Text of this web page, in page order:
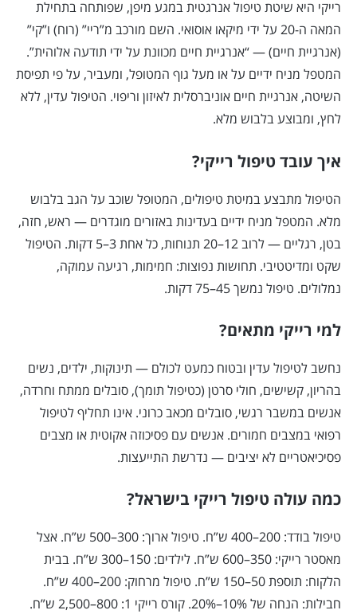
רייקי היא שיטת טיפול אנרגטית במגע מיפן, שפותחה בתחילת
המאה ה-20 על ידי מיקאו אוסואי. השם מורכב מ”ריי” (רוח) ו”קי”
(אנרגיית חיים) — “אנרגיית חיים מכוונת על ידי תודעה אלוהית”.
המטפל מניח ידיים על או מעל גוף המטופל, ומעביר, על פי תפיסת
השיטה, אנרגיית חיים אוניברסלית לאיזון וריפוי. הטיפול עדין, ללא
לחץ, ומבוצע בלבוש מלא.
איך עובד טיפול רייקי?
הטיפול מתבצע במיטת טיפולים, המטופל שוכב על הגב בלבוש
מלא. המטפל מניח ידיים בעדינות באזורים מוגדרים — ראש, חזה,
בטן, רגליים — לרוב 12–20 תנוחות, כל אחת 3–5 דקות. הטיפול
שקט ומדיטטיבי. תחושות נפוצות: חמימות, רגיעה עמוקה,
נמלולים. טיפול נמשך 45–75 דקות.
למי רייקי מתאים?
נחשב לטיפול עדין ובטוח כמעט לכולם — תינוקות, ילדים, נשים
בהריון, קשישים, חולי סרטן (כטיפול תומך), סובלים ממתח וחרדה,
אנשים במשבר רגשי, סובלים מכאב כרוני. אינו תחליף לטיפול
רפואי במצבים חמורים. אנשים עם פסיכוזה אקוטית או מצבים
פסיכיאטריים לא יציבים — נדרשת התייעצות.
כמה עולה טיפול רייקי בישראל?
טיפול בודד: 200–400 ש”ח. טיפול ארוך: 300–500 ש”ח. אצל
מאסטר רייקי: 350–600 ש”ח. לילדים: 150–300 ש”ח. בבית
הלקוח: תוספת 50–150 ש”ח. טיפול מרחוק: 200–400 ש”ח.
חבילות: הנחה של 10%–20%. קורס רייקי 1: 800–2,500 ש”ח.